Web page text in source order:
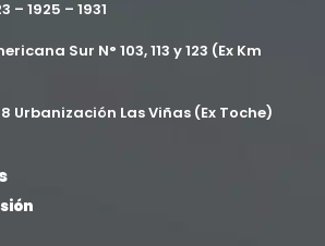
(76)
(12)
– 1925 – 1931
Sur N° 103, 113 y 123 (Ex Km
Urbanización Las Viñas (Ex Toche)